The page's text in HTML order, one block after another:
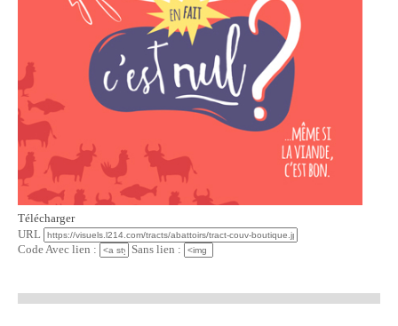
Télécharger
URL
Code Avec lien :
Sans lien :